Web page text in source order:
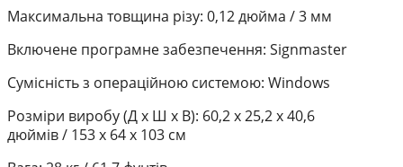
Максимальна товщина різу: 0,12 дюйма / 3 мм
Включене програмне забезпечення: Signmaster
Сумісність з операційною системою: Windows
Розміри виробу (Д x Ш x В): 60,2 x 25,2 x 40,6
дюймів / 153 x 64 x 103 см